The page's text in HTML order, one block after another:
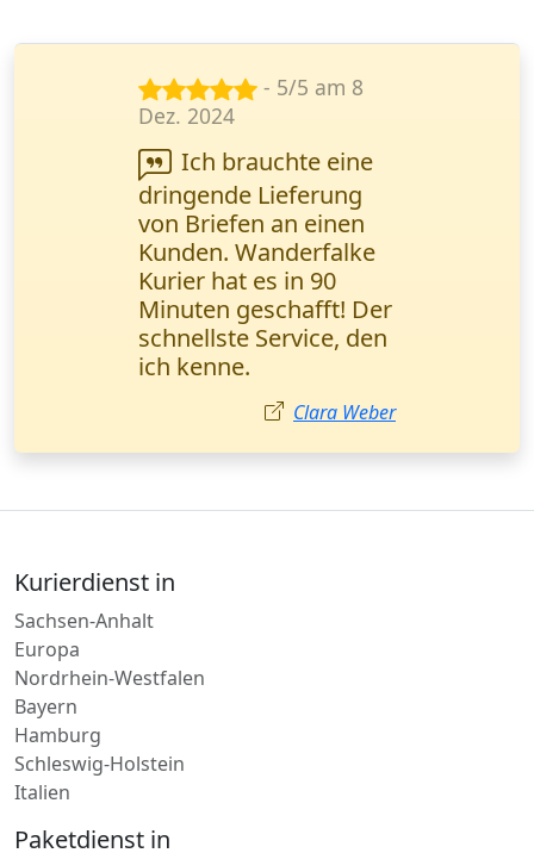
- 5/5 am 14
Nov. 2024
Wir arbeiten
regelmäßig mit diesem
Kurierdienst
zusammen. Schnelle
Lieferung und
transparente
Sendungsverfolgung -
genau das, was wir
brauchen. Herr Weber,
Logistikmanager
(München).
Kurierdienst in
Sachsen-Anhalt
Europa
Nordrhein-Westfalen
Bayern